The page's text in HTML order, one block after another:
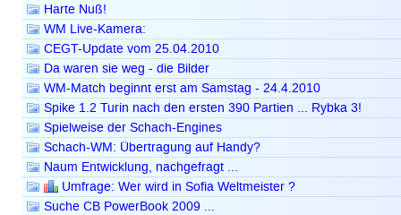
Harte Nuß!
WM Live-Kamera:
CEGT-Update vom 25.04.2010
Da waren sie weg - die Bilder
WM-Match beginnt erst am Samstag - 24.4.2010
Spike 1.2 Turin nach den ersten 390 Partien ... Rybka 3!
Spielweise der Schach-Engines
Schach-WM: Übertragung auf Handy?
Naum Entwicklung, nachgefragt ...
Umfrage: Wer wird in Sofia Weltmeister ?
Suche CB PowerBook 2009 ...